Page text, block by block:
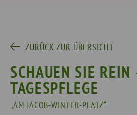
ZURÜCK ZUR ÜBERSICHT
SCHAUEN SIE
TAGESPFLEGE
„AM JACOB-WINTER-PLATZ“